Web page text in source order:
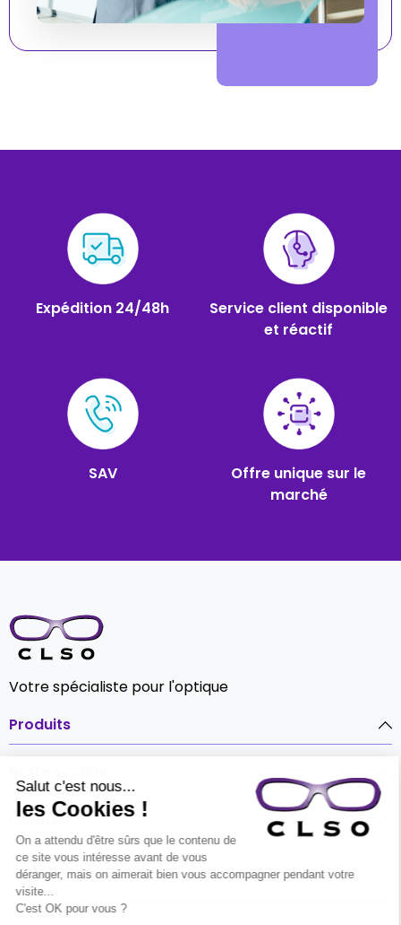
Expédition 24/48h
Service client disponible
et réactif
SAV
Offre unique sur le
marché
Votre spécialiste pour l'optique
Produits

Contact